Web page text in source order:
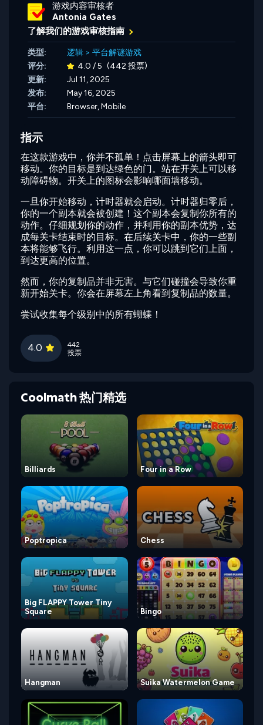
游戏内容审核者
Antonia Gates
了解我们的游戏审核指南
类型: 逻辑 > 平台解谜游戏
评分:
4.0 / 5 (442 投票)
更新:
Jul 11, 2025
发布:
May 16, 2025
平台:
Browser, Mobile
指示
在这款游戏中，你并不孤单！点击屏幕上的箭头即可
移动。你的目标是到达绿色的门。站在开关上可以移
动障碍物。开关上的图标会影响哪面墙移动。
一旦你开始移动，计时器就会启动。计时器归零后，
你的一个副本就会被创建！这个副本会复制你所有的
动作。仔细规划你的动作，并利用你的副本优势，达
成每关卡结束时的目标。在后续关卡中，你的一些副
本将能够飞行。利用这一点，你可以跳到它们上面，
到达更高的位置。
然而，你的复制品并非无害。与它们碰撞会导致你重
新开始关卡。你会在屏幕左上角看到复制品的数量。
尝试收集每个级别中的所有蝴蝶！
4.0
442
投票
Coolmath 热门精选
Billiards Four in a Row
Poptropica Chess
Big FLAPPY Tower Tiny
Square
Bingo
Hangman Suika Watermelon Game